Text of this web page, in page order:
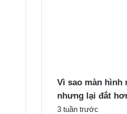
Vì sao màn hình
nhưng lại đắt
3 tuần trước